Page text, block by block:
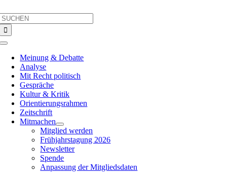
to
content
Toggle
NavigationMeinung & Debatte
Analyse
Mit Recht politisch
Gespräche
Kultur & Kritik
Orientierungsrahmen
Zeitschrift
Mitmachen
Mitglied werden
Frühjahrstagung 2026
Newsletter
Spende
Anpassung der Mitgliedsdaten